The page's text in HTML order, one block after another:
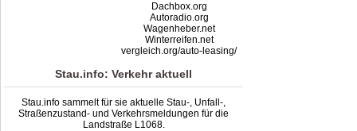
Dachbox.org
Autoradio.org
Wagenheber.net
Winterreifen.net
vergleich.org/auto-leasing/
Stau.info: Verkehr aktuell
Stau.info sammelt für sie aktuelle Stau-, Unfall-,
Straßenzustand- und Verkehrsmeldungen für die
Landstraße L1068.